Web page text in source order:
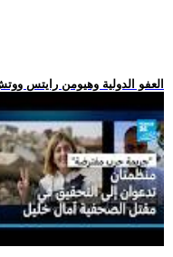
.. العفو الدولية وهيومن رايتس